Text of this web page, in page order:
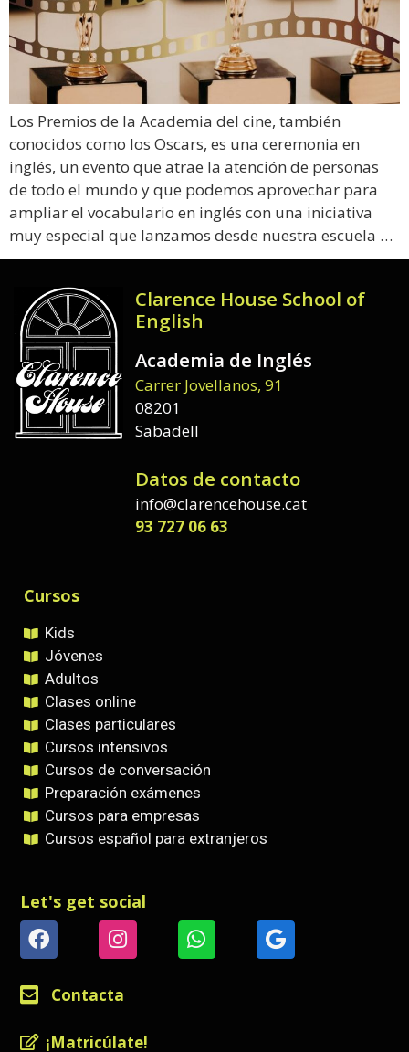
Los Premios de la Academia del cine, también
conocidos como los Oscars, es una ceremonia en
inglés, un evento que atrae la atención de personas
de todo el mundo y que podemos aprovechar para
ampliar el vocabulario en inglés con una iniciativa
muy especial que lanzamos desde nuestra escuela …
Clarence House School of
English
Academia de Inglés
Carrer Jovellanos, 91
08201
Sabadell
Datos de contacto
info@clarencehouse.cat
93 727 06 63
Cursos
Kids
Jóvenes
Adultos
Clases online
Clases particulares
Cursos intensivos
Cursos de conversación
Preparación exámenes
Cursos para empresas
Cursos español para extranjeros
Let's get social
Contacta
¡Matricúlate!